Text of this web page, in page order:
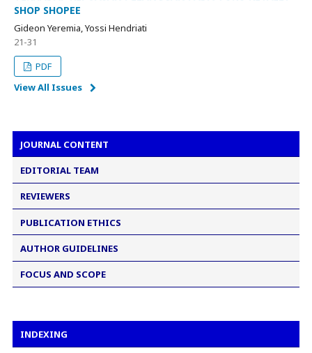
SHOP SHOPEE
Gideon Yeremia, Yossi Hendriati
21-31
PDF
View All Issues
JOURNAL CONTENT
EDITORIAL TEAM
REVIEWERS
PUBLICATION ETHICS
AUTHOR GUIDELINES
FOCUS AND SCOPE
INDEXING